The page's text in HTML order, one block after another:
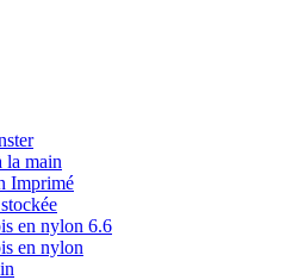
la main
Imprimé
en nylon 6.6
en nylon